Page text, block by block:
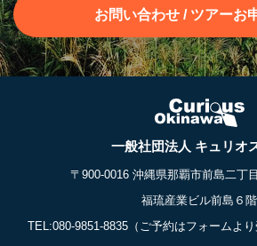
お問い合わせ / ツアーお
一般社団法人 キュリオ
〒900-0016 沖縄県那覇市前島二丁
福琉産業ビル前島６階
TEL:080-9851-8835 （ご予約はフォームよ